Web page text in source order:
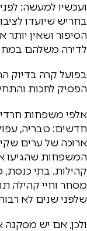
בחריש שיועדו
הסיפור ושאין יותר
לדירה משלהם
בפועל קרה בדיוק
הפסיק לחכות
אלפי משפחות
חדשים: טבריה,
ארוכה של ערים
המשפחות שהגיעו
קהילות. בתי כנסת,
מסחר וחיי קהילה
שלפני שנים לא
ולכן, אם יש